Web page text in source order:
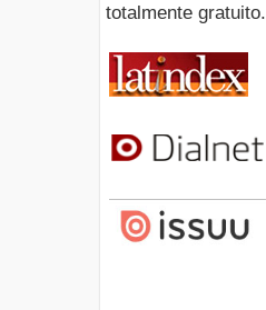
totalmente gratuito.